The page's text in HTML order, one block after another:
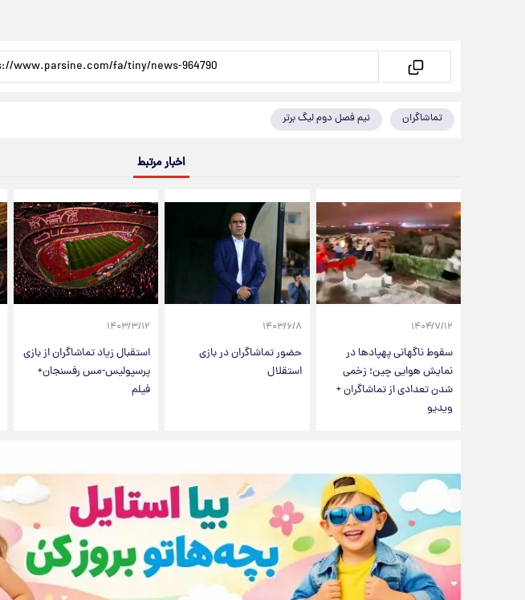
تماشاگران نیم فصل دوم لیگ برتر
اخبار مرتبط
۱۴۰۴/۷/۱۲
سقوط ناگهانی پهپادها در
نمایش هوایی چین؛ زخمی
شدن تعدادی از تماشاگران +
ویدیو
۱۴۰۳/۶/۸
حضور تماشاگران در بازی
استقلال
۱۴۰۳/۳/۱۲
استقبال زیاد تماشاگران از بازی
پرسپولیس-مس رفسنجان+
فیلم